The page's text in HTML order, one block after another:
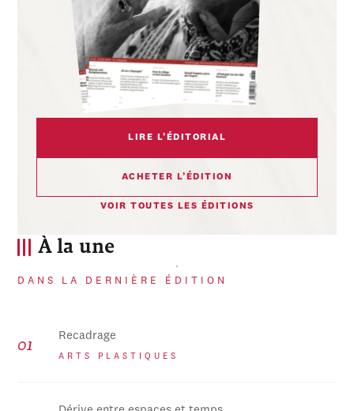
À la une
DANS LA DERNIÈRE ÉDITION
Recadrage
ARTS PLASTIQUES
LIRE L’ÉDITORIAL
ACHETER L’ÉDITION
VOIR TOUTES LES ÉDITIONS